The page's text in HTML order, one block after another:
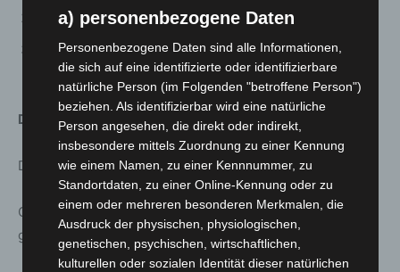
Mannschaft der BBS 2 der Region Hannover
Mannschaft des Berufsschulzentrums am Westerberg
Osnabrück
Das Siegermenü:
Dreierlei Pilze
Champignon Panna-Cotta – gepickelte Buchenpilze –
gebackene Enoki
a) personenbezogene Daten
Personenbezogene Daten sind alle Informationen,
die sich auf eine identifizierte oder identifizierbare
natürliche Person (im Folgenden "betroffene Person")
beziehen. Als identifizierbar wird eine natürliche
Person angesehen, die direkt oder indirekt,
insbesondere mittels Zuordnung zu einer Kennung
wie einem Namen, zu einer Kennnummer, zu
Standortdaten, zu einer Online-Kennung oder zu
einem oder mehreren besonderen Merkmalen, die
Ausdruck der physischen, physiologischen,
genetischen, psychischen, wirtschaftlichen,
kulturellen oder sozialen Identität dieser natürlichen